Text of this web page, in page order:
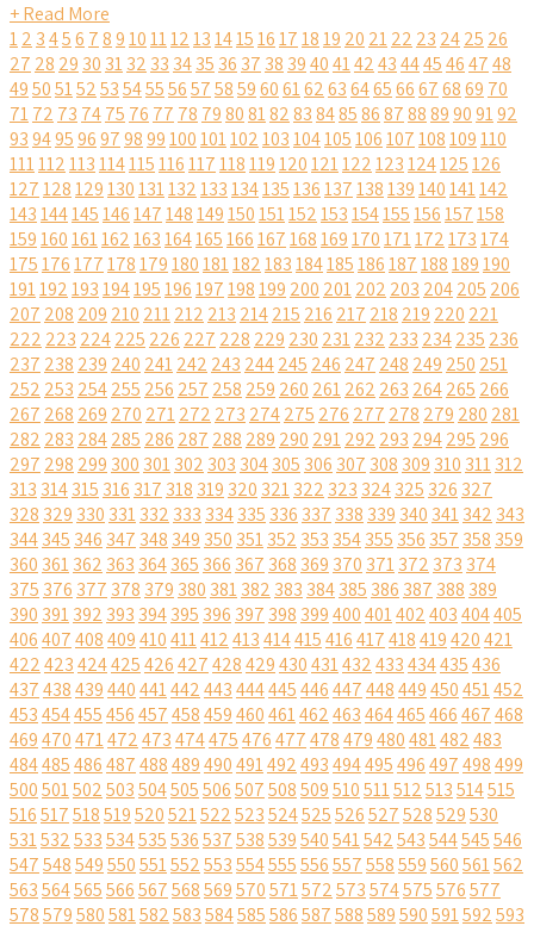
+ Read More
12 3456 78910111213141516171819 20 2122 23 2425 26
27 28 29 30 3132 33 3435 36 37 38 39404142434445464748
495051525354555657585960616263646566676869 70
7172 73 7475 76 77 78 7980818283848586878889909192
93949596979899100101102103104105106107108109110
111112113114115116117118119120121122123124125126
127128129130131132133134135136137138139140141142
143144145146147148149150151152153154155156157158
159160161162163164165166167168169170171172173174
175176177178179180181182183184185186187188189190
191192193194195196197198199 200 201202 203 204205 206
207 208 209 210 211212 213 214215 216 217 218 219 220 221
222 223 224225 226 227 228 229 230 231232 233 234235 236
237 238 239 240 241242 243 244245 246 247 248 249 250 251
252 253 254255 256 257 258 259 260 261262 263 264265 266
267 268 269 270 271272 273 274275 276 277 278 279 280 281
282 283 284285 286 287 288 289 290 291292 293 294295 296
297 298 299 300 301302 303 304305 306 307 308 309 310 311312
313 314315 316 317 318 319 320 321322 323 324325 326 327
328 329 330 331332 333 334335 336 337 338 339 340 341342 343
344345 346 347 348 349 350 351352 353 354355 356 357 358 359
360 361362 363 364365 366 367 368 369 370 371372 373 374
375 376 377 378 379 380 381382 383 384385 386 387 388 389
390 391392 393 394395 396 397 398 399400401402403404405
406407408409410411412413414415416417418419420421
422423424425426427428429430431432433434435436
437438439440441442443444445446447448449450451452
453454455456457458459460461462463464465466467468
469470471472473474475476477478479480481482483
484485486487488489490491492493494495496497498499
500501502503504505506507508509510511512513514515
516517518519520521522523524525526527528529530
531532533534535536537538539540541542543544545546
547548549550551552553554555556557558559560561562
563564565566567568569570571572573574575576577
578579580581582583584585586587588589590591592593